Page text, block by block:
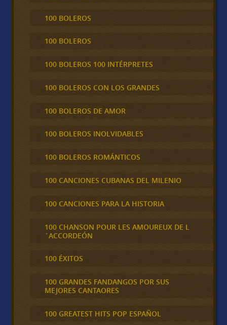
100 BOLEROS
100 BOLEROS
100 BOLEROS 100 INTÉRPRETES
100 BOLEROS CON LOS GRANDES
100 BOLEROS DE AMOR
100 BOLEROS INOLVIDABLES
100 BOLEROS ROMÁNTICOS
100 CANCIONES CUBANAS DEL MILENIO
100 CANCIONES PARA LA HISTORIA
100 CHANSON POUR LES AMOUREUX DE L
´ACCORDEÓN
100 ÉXITOS
100 GRANDES FANDANGOS POR SUS
MEJORES CANTAORES
100 GREATEST HITS POP ESPAÑOL